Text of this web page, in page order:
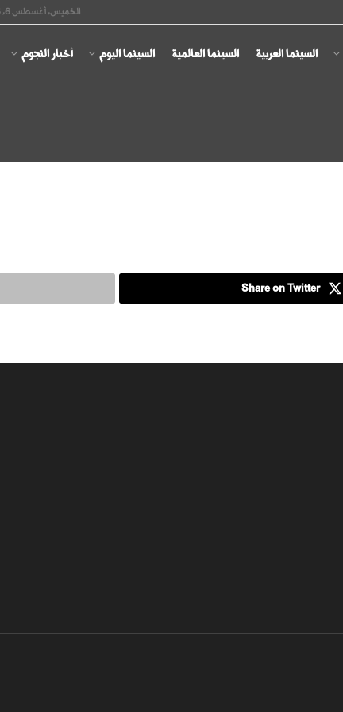
الخميس, أغسطس 6, 2026
السينما العربية السينما العالمية السينما اليوم أخبار النجوم
Share on Twitter